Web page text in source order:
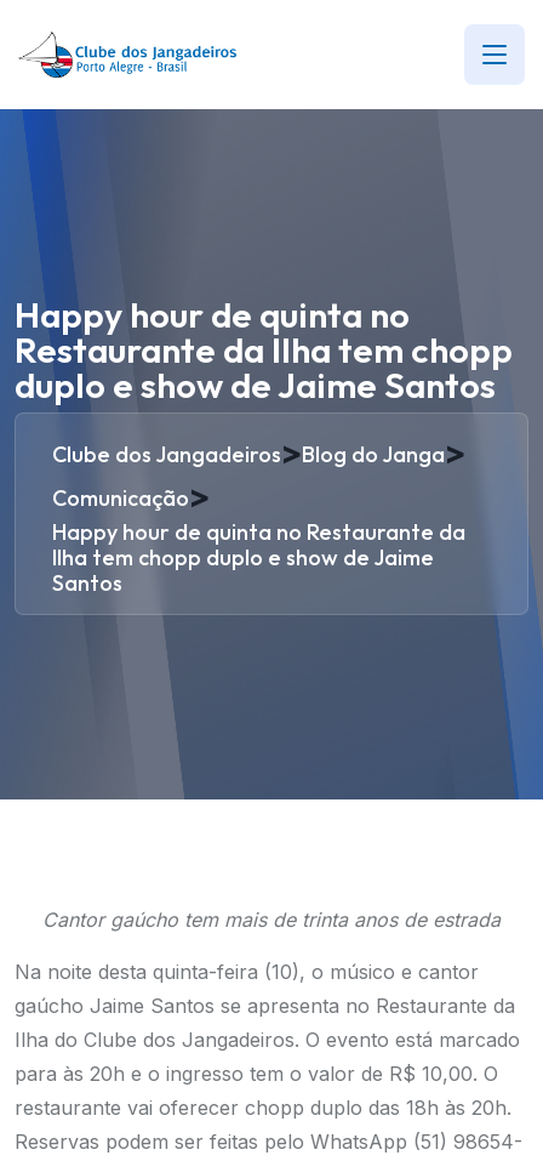
Happy hour de quinta no
Restaurante da Ilha tem chopp
duplo e show de Jaime Santos
Clube dos Jangadeiros>Blog do Janga>
Comunicação>
Happy hour de quinta no Restaurante da
Ilha tem chopp duplo e show de Jaime
Santos
Cantor gaúcho tem mais de trinta anos de estrada
Na noite desta quinta-feira (10), o músico e cantor
gaúcho Jaime Santos se apresenta no Restaurante da
Ilha do Clube dos Jangadeiros. O evento está marcado
para às 20h e o ingresso tem o valor de R$ 10,00. O
restaurante vai oferecer chopp duplo das 18h às 20h.
Reservas podem ser feitas pelo WhatsApp (51) 98654-